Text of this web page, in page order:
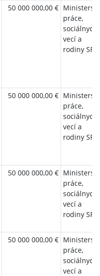
50 000 000,00 €
práce,
sociálnych
vecí a
rodiny SR
50 000 000,00 €
práce,
sociálnych
vecí a
rodiny SR
50 000 000,00 €
práce,
sociálnych
vecí a
rodiny SR
50 000 000,00 €
práce,
sociálnych
vecí a